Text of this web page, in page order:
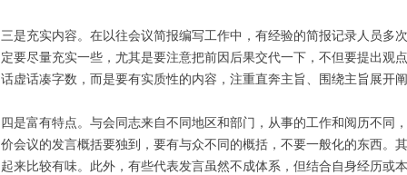
三是充实内容。在以往会议简报编写工作中，有经验的简报记录人员多
定要尽量充实一些，尤其是要注意把前因后果交代一下，不但要提出
话虚话凑字数，而是要有实质性的内容，注重直奔主旨、围绕主旨展开
四是富有特点。与会同志来自不同地区和部门，从事的工作和阅历不
价会议的发言概括要独到，要有与众不同的概括，不要一般化的东西。
起来比较有味。此外，有些代表发言虽然不成体系，但结合自身经历